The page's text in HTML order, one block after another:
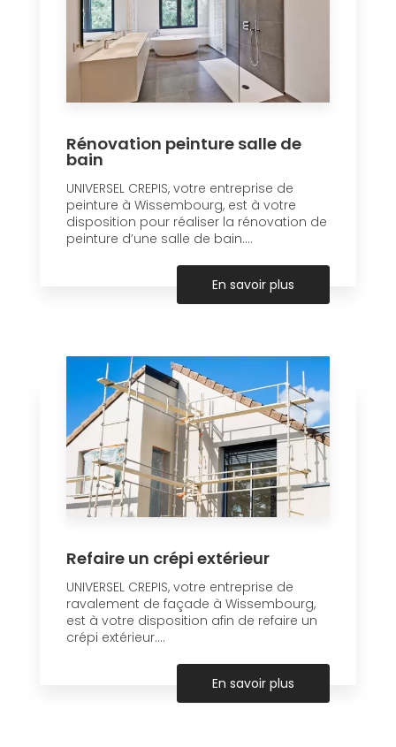
Rénovation peinture salle de
bain
UNIVERSEL CREPIS, votre entreprise de
peinture à Wissembourg, est à votre
disposition pour réaliser la rénovation de
peinture d’une salle de bain....
En savoir plus
Refaire un crépi extérieur
UNIVERSEL CREPIS, votre entreprise de
ravalement de façade à Wissembourg,
est à votre disposition afin de refaire un
crépi extérieur....
En savoir plus